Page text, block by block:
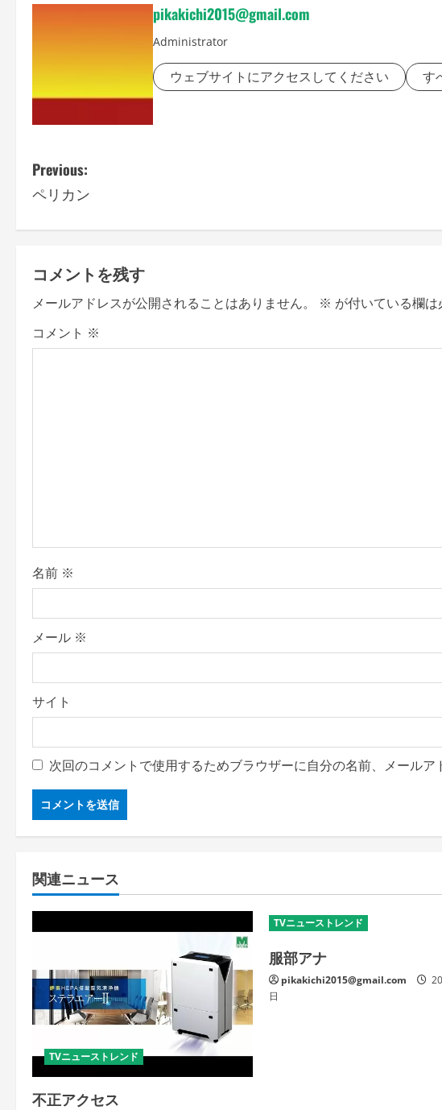
pikakichi2015@gmail.com
Administrator
ウェブサイトにアクセスしてください す
P
o
s
t
n
a
i
o
n
Previous:
ペリカン
コメントを残す
メールアドレスが公開されることはありません。 ※ が付いている欄
コメント ※
名前 ※
メール ※
サイト
次回のコメントで使用するためブラウザーに自分の名前、メールア
関連ニュース
TVニューストレンド
不正アクセス
TVニューストレンド
服部アナ
pikakichi2015@gmail.com
日